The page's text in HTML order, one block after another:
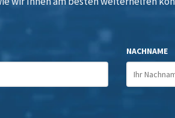
NACHNAME